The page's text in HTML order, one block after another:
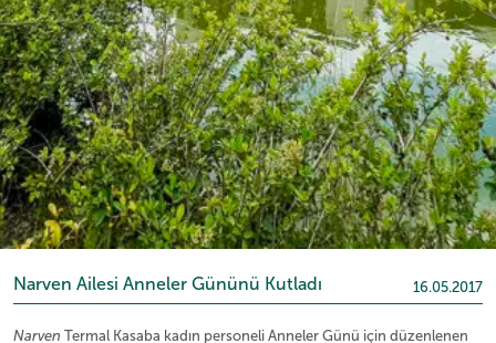
Narven Ailesi Anneler Gününü Kutladı 16.05.2017
Narven Termal Kasaba kadın personeli Anneler Günü için düzenlenen